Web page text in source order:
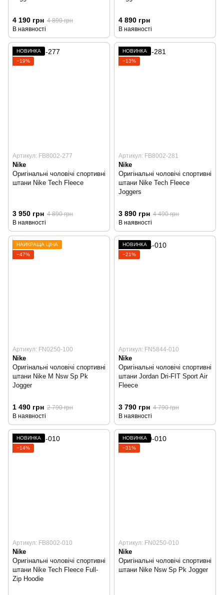
4 190 грн 4 890 грн
В наявності
4 890 грн
В наявності
НОВИНКА
−19%
Артикул: FB8002-277
Nike
Оригінальні чоловічі спортивні
штани Nike Tech Fleece
3 950 грн 4 890 грн
В наявності
НОВИНКА
−13%
Артикул: FB8002-281
Nike
Оригінальні чоловічі спортивні
штани Nike Tech Fleece
Joggers
3 890 грн 4 490 грн
В наявності
НАЙКРАЩА ЦІНА
−47%
Артикул: FN0250-100
Nike
Оригінальні чоловічі спортивні
штани Nike M Nsw Sp Pk
Jogger
1 490 грн 2 790 грн
В наявності
НОВИНКА
−21%
Артикул: FN5844-010
Nike
Оригінальні чоловічі спортивні
штани Jordan Dri-FIT Sport Air
Fleece
3 790 грн 4 790 грн
В наявності
НОВИНКА
−14%
Артикул: FB8002-010
Nike
Оригінальні чоловічі спортивні
штани Nike Tech Fleece Full-
Zip Hoodie
НОВИНКА
−31%
Артикул: FN0250-010
Nike
Оригінальні чоловічі спортивні
штани Nike Nsw Sp Pk Jogger